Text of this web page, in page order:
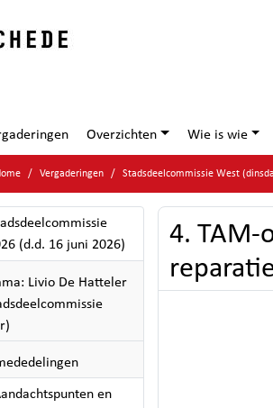
Overzichten Wie is wie
Vergaderingen Stadsdeelcommissie West
(d.d. 16 juni 2026)
Livio De Hatteler
en
4. TAM-